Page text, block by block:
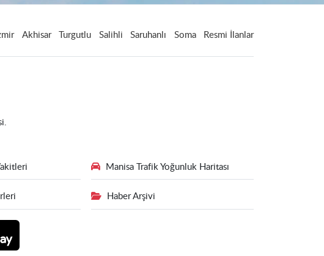
Akhisar Turgutlu Salihli Saruhanlı Soma Resmi İlanlar
Manisa Trafik Yoğunluk Haritası
Haber Arşivi